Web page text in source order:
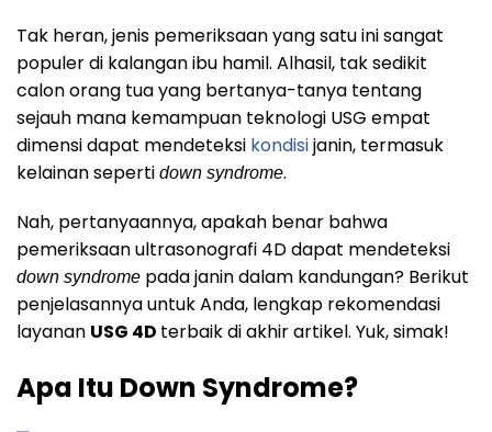
Tak heran, jenis pemeriksaan yang satu ini sangat
populer di kalangan ibu hamil. Alhasil, tak sedikit
calon orang tua yang bertanya-tanya tentang
sejauh mana kemampuan teknologi USG empat
dimensi dapat mendeteksi kondisijanin, termasuk
kelainan seperti down syndrome.
Nah, pertanyaannya, apakah benar bahwa
pemeriksaan ultrasonografi 4D dapat mendeteksi
down syndrome pada janin dalam kandungan? Berikut
penjelasannya untuk Anda, lengkap rekomendasi
layanan USG 4D terbaik di akhir artikel. Yuk, simak!
Apa Itu Down Syndrome?